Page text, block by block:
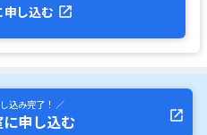
し込む
込み完了！ ／
申し込む